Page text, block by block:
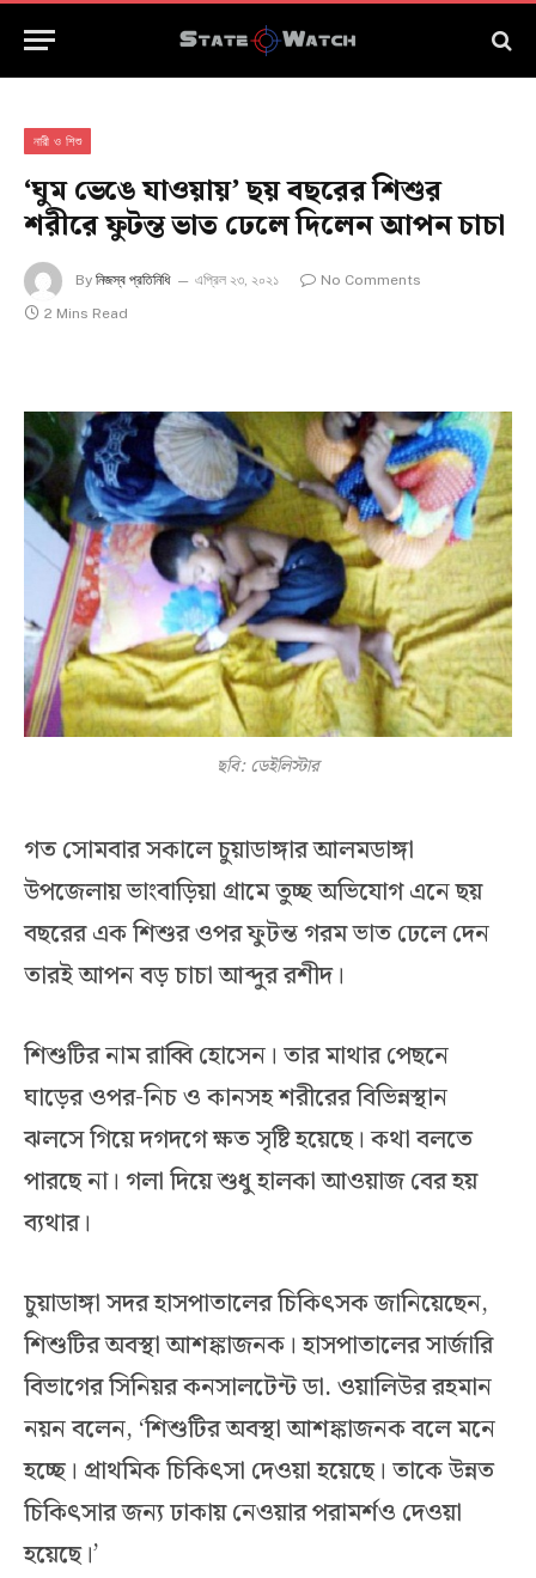
নারী ও শিশু
‘ঘুম ভেঙে যাওয়ায়’ ছয় বছরের শিশুর
শরীরে ফুটন্ত ভাত ঢেলে দিলেন আপন চাচা
By নিজস্ব প্রতিনিধি এপ্রিল ২৩, ২০২১
No Comments
2 Mins Read
ছবি: ডেইলিস্টার
গত সোমবার সকালে চুয়াডাঙ্গার আলমডাঙ্গা
উপজেলায় ভাংবাড়িয়া গ্রামে তুচ্ছ অভিযোগ এনে ছয়
বছরের এক শিশুর ওপর ফুটন্ত গরম ভাত ঢেলে দেন
তারই আপন বড় চাচা আব্দুর রশীদ।
শিশুটির নাম রাব্বি হোসেন। তার মাথার পেছনে
ঘাড়ের ওপর-নিচ ও কানসহ শরীরের বিভিন্নস্থান
ঝলসে গিয়ে দগদগে ক্ষত সৃষ্টি হয়েছে। কথা বলতে
পারছে না। গলা দিয়ে শুধু হালকা আওয়াজ বের হয়
ব্যথার।
চুয়াডাঙ্গা সদর হাসপাতালের চিকিৎসক জানিয়েছেন,
শিশুটির অবস্থা আশঙ্কাজনক। হাসপাতালের সার্জারি
বিভাগের সিনিয়র কনসালটেন্ট ডা. ওয়ালিউর রহমান
নয়ন বলেন, ‘শিশুটির অবস্থা আশঙ্কাজনক বলে মনে
হচ্ছে। প্রাথমিক চিকিৎসা দেওয়া হয়েছে। তাকে উন্নত
চিকিৎসার জন্য ঢাকায় নেওয়ার পরামর্শও দেওয়া
হয়েছে।’